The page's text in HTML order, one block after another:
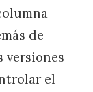
de
versiones
el